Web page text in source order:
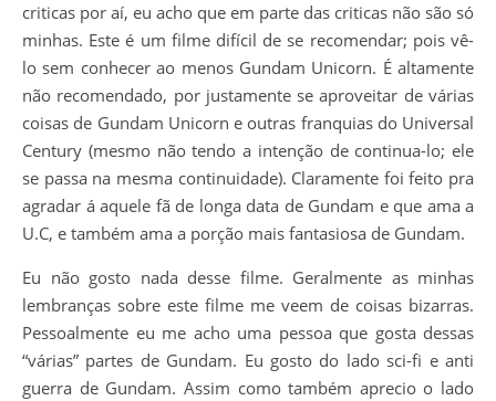
criticas por aí, eu acho que em parte das criticas não são só
minhas. Este é um filme difícil de se recomendar; pois vê-
lo sem conhecer ao menos Gundam Unicorn. É altamente
não recomendado, por justamente se aproveitar de várias
coisas de Gundam Unicorn e outras franquias do Universal
Century (mesmo não tendo a intenção de continua-lo; ele
se passa na mesma continuidade). Claramente foi feito pra
agradar á aquele fã de longa data de Gundam e que ama a
U.C, e também ama a porção mais fantasiosa de Gundam.
Eu não gosto nada desse filme. Geralmente as minhas
lembranças sobre este filme me veem de coisas bizarras.
Pessoalmente eu me acho uma pessoa que gosta dessas
“várias” partes de Gundam. Eu gosto do lado sci-fi e anti
guerra de Gundam. Assim como também aprecio o lado